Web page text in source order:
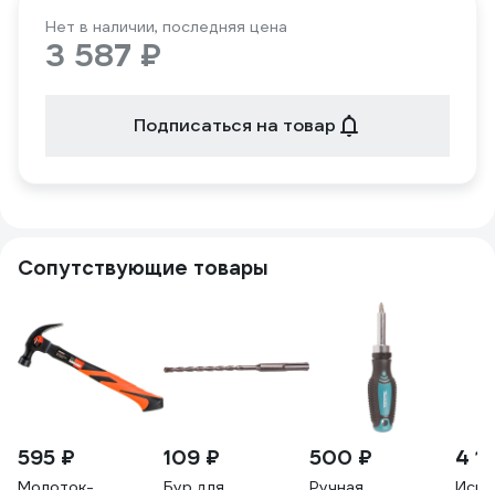
Нет в наличии, последняя цена
3 587 ₽
Подписаться на товар
Сопутствующие товары
595 ₽ 109 ₽ 500 ₽ 4